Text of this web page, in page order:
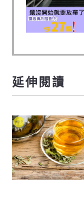
延伸閱讀